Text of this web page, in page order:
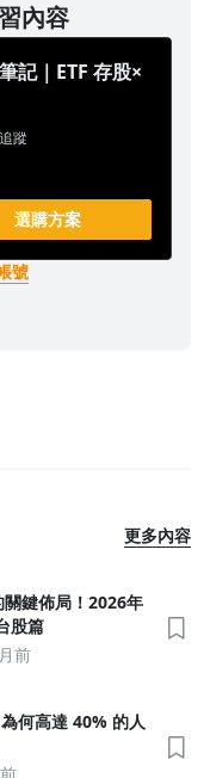
內容
記｜ETF 存股×
追蹤
選購方案
號
更多內容
鍵佈局！2026年
股篇
前
何高達 40% 的人